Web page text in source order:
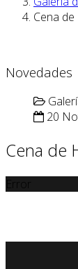
Cena
Novedades
20
Cena de